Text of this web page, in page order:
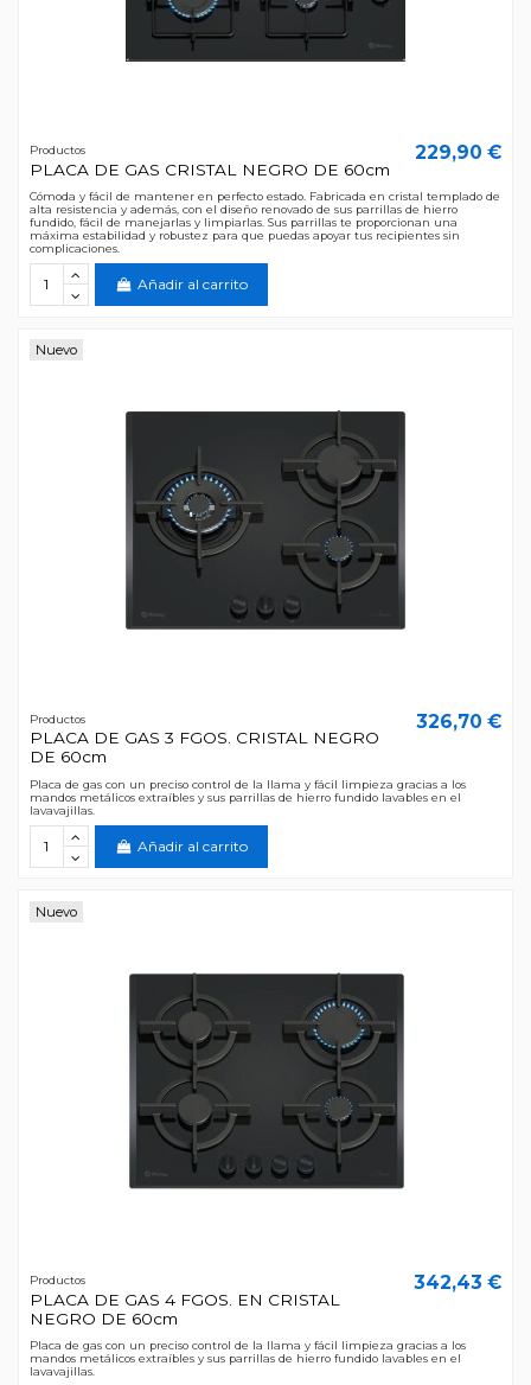
Productos
PLACA DE GAS CRISTAL NEGRO DE 60cm
229,90 €
Cómoda y fácil de mantener en perfecto estado. Fabricada en cristal templado de
alta resistencia y además, con el diseño renovado de sus parrillas de hierro
fundido, fácil de manejarlas y limpiarlas. Sus parrillas te proporcionan una
máxima estabilidad y robustez para que puedas apoyar tus recipientes sin
complicaciones.
Añadir al carrito
Nuevo
Productos
PLACA DE GAS 3 FGOS. CRISTAL NEGRO
DE 60cm
326,70 €
Placa de gas con un preciso control de la llama y fácil limpieza gracias a los
mandos metálicos extraíbles y sus parrillas de hierro fundido lavables en el
lavavajillas.
Añadir al carrito
Nuevo
Productos
PLACA DE GAS 4 FGOS. EN CRISTAL
NEGRO DE 60cm
342,43 €
Placa de gas con un preciso control de la llama y fácil limpieza gracias a los
mandos metálicos extraíbles y sus parrillas de hierro fundido lavables en el
lavavajillas.